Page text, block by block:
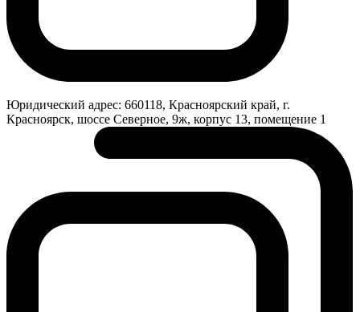
Юридический адрес: 660118, Красноярский край, г.
Красноярск, шоссе Северное, 9ж, корпус 13, помещение 1